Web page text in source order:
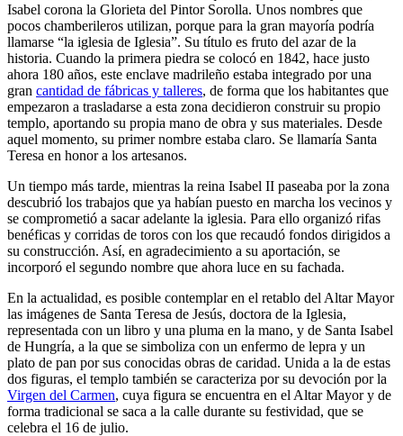
Isabel corona la Glorieta del Pintor Sorolla. Unos nombres que
pocos chamberileros utilizan, porque para la gran mayoría podría
llamarse “la iglesia de Iglesia”. Su título es fruto del azar de la
historia. Cuando la primera piedra se colocó en 1842, hace justo
ahora 180 años, este enclave madrileño estaba integrado por una
gran cantidad de fábricas y talleres, de forma que los habitantes que
empezaron a trasladarse a esta zona decidieron construir su propio
templo, aportando su propia mano de obra y sus materiales. Desde
aquel momento, su primer nombre estaba claro. Se llamaría Santa
Teresa en honor a los artesanos.
Un tiempo más tarde, mientras la reina Isabel II paseaba por la zona
descubrió los trabajos que ya habían puesto en marcha los vecinos y
se comprometió a sacar adelante la iglesia. Para ello organizó rifas
benéficas y corridas de toros con los que recaudó fondos dirigidos a
su construcción. Así, en agradecimiento a su aportación, se
incorporó el segundo nombre que ahora luce en su fachada.
En la actualidad, es posible contemplar en el retablo del Altar Mayor
las imágenes de Santa Teresa de Jesús, doctora de la Iglesia,
representada con un libro y una pluma en la mano, y de Santa Isabel
de Hungría, a la que se simboliza con un enfermo de lepra y un
plato de pan por sus conocidas obras de caridad. Unida a la de estas
dos figuras, el templo también se caracteriza por su devoción por la
Virgen del Carmen, cuya figura se encuentra en el Altar Mayor y de
forma tradicional se saca a la calle durante su festividad, que se
celebra el 16 de julio.